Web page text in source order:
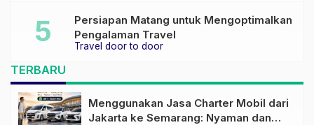
Travel door to door
Persiapan Matang untuk Mengoptimalkan
Pengalaman Travel
TERBARU
Menggunakan Jasa Charter Mobil dari
Jakarta ke Semarang: Nyaman dan